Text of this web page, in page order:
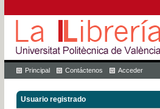
Principal Contáctenos Acceder
Usuario registrado